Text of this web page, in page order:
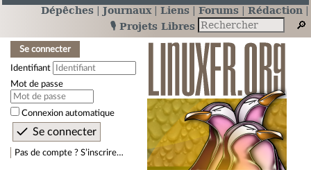
Dépêches Journaux Liens Forums
Rédaction
🎙️ Projets Libres
Se connecter
Identifiant
Mot de passe
Connexion automatique
Pas de compte ? S’inscrire…